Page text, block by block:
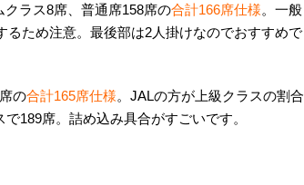
ラス8席、普通席158席の合計166席仕様。一般
ため注意。最後部は2人掛けなのでおすすめで
の合計165席仕様。JALの方が上級クラスの割合
189席。詰め込み具合がすごいです。